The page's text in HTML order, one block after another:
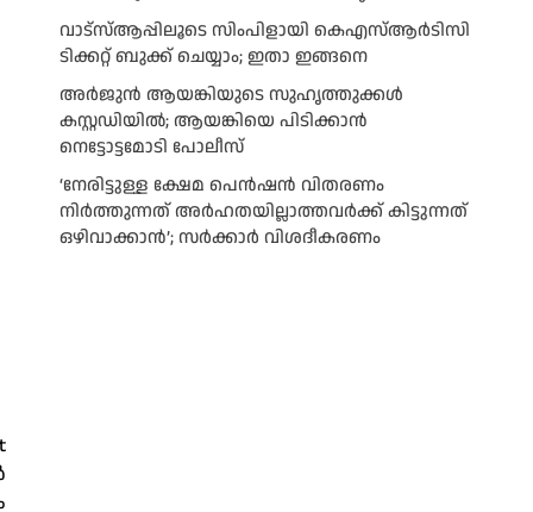
വാട്‌സ്ആപ്പിലൂടെ സിംപിളായി കെഎസ്ആര്‍ടിസി
ടിക്കറ്റ് ബുക്ക് ചെയ്യാം; ഇതാ ഇങ്ങനെ
അർജുൻ ആയങ്കിയുടെ സുഹൃത്തുക്കൾ
കസ്റ്റഡിയിൽ; ആയങ്കിയെ പിടിക്കാൻ
നെട്ടോട്ടമോടി പോലീസ്
‘നേരിട്ടുള്ള ക്ഷേമ പെൻഷൻ വിതരണം
നി‍‍ർത്തുന്നത് അർഹതയില്ലാത്തവർക്ക് കിട്ടുന്നത്
ഒഴിവാക്കാൻ’; സർക്കാ‍ർ വിശദീകരണം